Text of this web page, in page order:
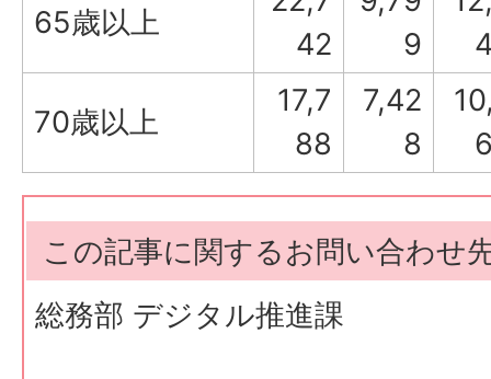
65歳以上
42
9
70歳以上
17,7
88
7,42
8
この記事に関するお問い合わせ
総務部 デジタル推進課